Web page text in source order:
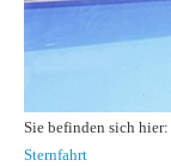
Sie befinden sich hier:
Sternfahrt